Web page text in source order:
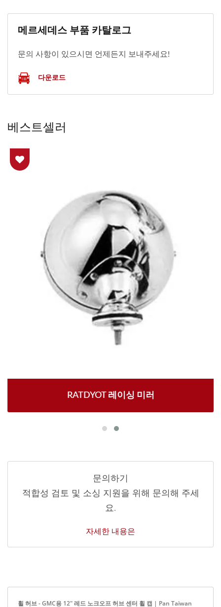
메르세데스 부품 카탈로그
문의 사항이 있으시면 언제든지 보내주세요!
다운로드
베스트셀러
RATDYOT 레이싱 미러
문의하기
적합성 검토 및 소싱 지원을 위해 문의해 주세
요.
자세한 내용은
휠 허브 - GMC용 12" 레드 노크오프 허브 센터 휠 캡 | Pan Taiwan